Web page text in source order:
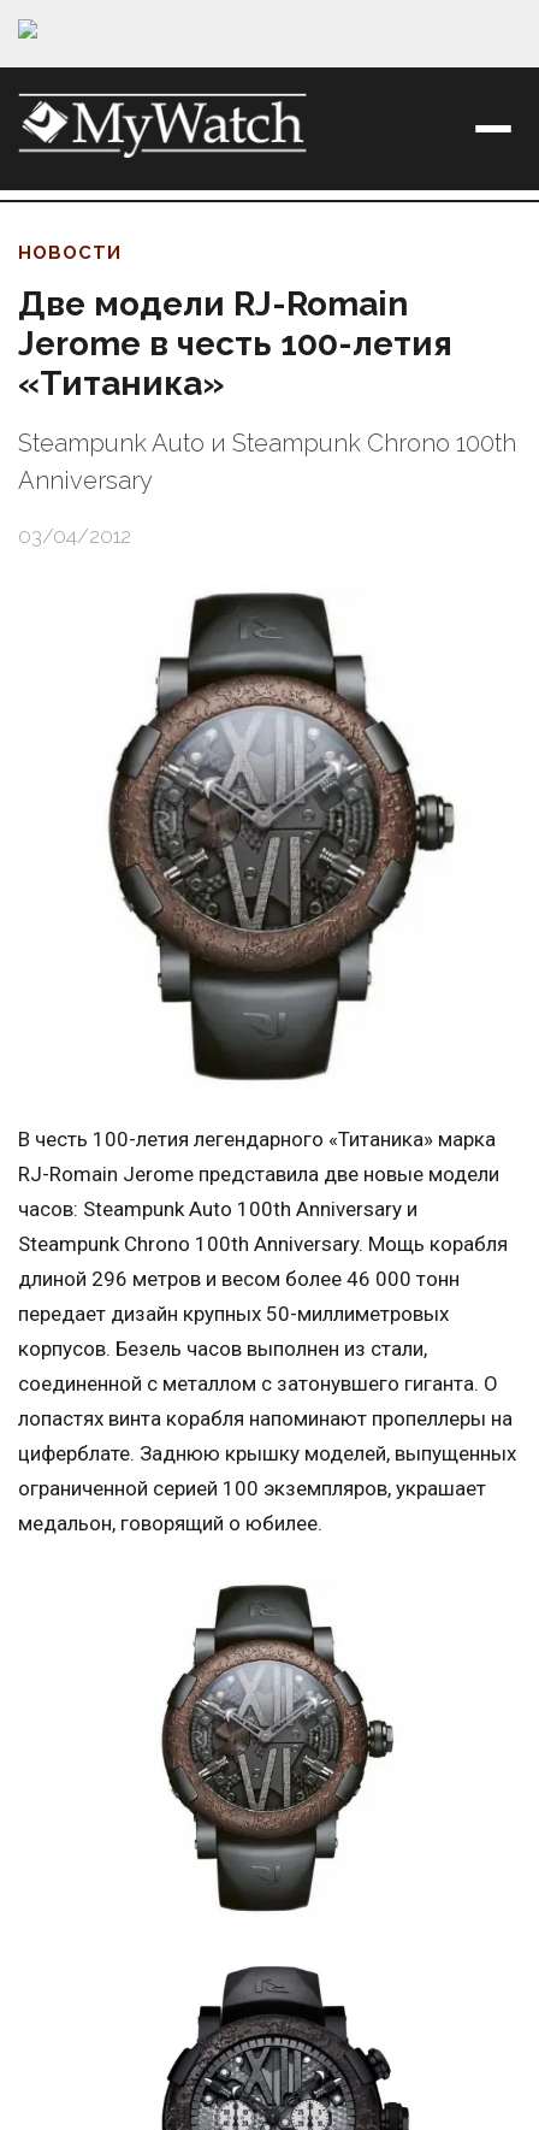
НОВОСТИ
Две модели RJ-Romain
Jerome в честь 100-летия
«Титаника»
Steampunk Auto и Steampunk Chrono 100th
Anniversary
03/04/2012
В честь 100-летия легендарного «Титаника» марка
RJ-Romain Jerome представила две новые модели
часов: Steampunk Auto 100th Anniversary и
Steampunk Chrono 100th Anniversary. Мощь корабля
длиной 296 метров и весом более 46 000 тонн
передает дизайн крупных 50-миллиметровых
корпусов. Безель часов выполнен из стали,
соединенной с металлом с затонувшего гиганта. О
лопастях винта корабля напоминают пропеллеры на
циферблате. Заднюю крышку моделей, выпущенных
ограниченной серией 100 экземпляров, украшает
медальон, говорящий о юбилее.